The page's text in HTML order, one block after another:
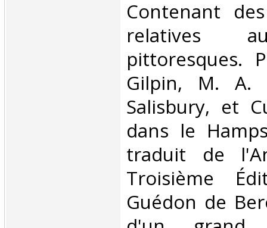
‎Contenant
relatives
pittoresques.
Gilpin, M. A.
Salisbury, et
dans le
traduit de
Troisième
Guédon de